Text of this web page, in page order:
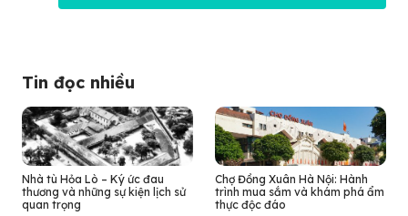
Tin đọc nhiều
Nhà tù Hỏa Lò – Ký ức đau
thương và những sự kiện lịch sử
quan trọng
Chợ Đồng Xuân Hà Nội: Hành
trình mua sắm và khám phá ẩm
thực độc đáo